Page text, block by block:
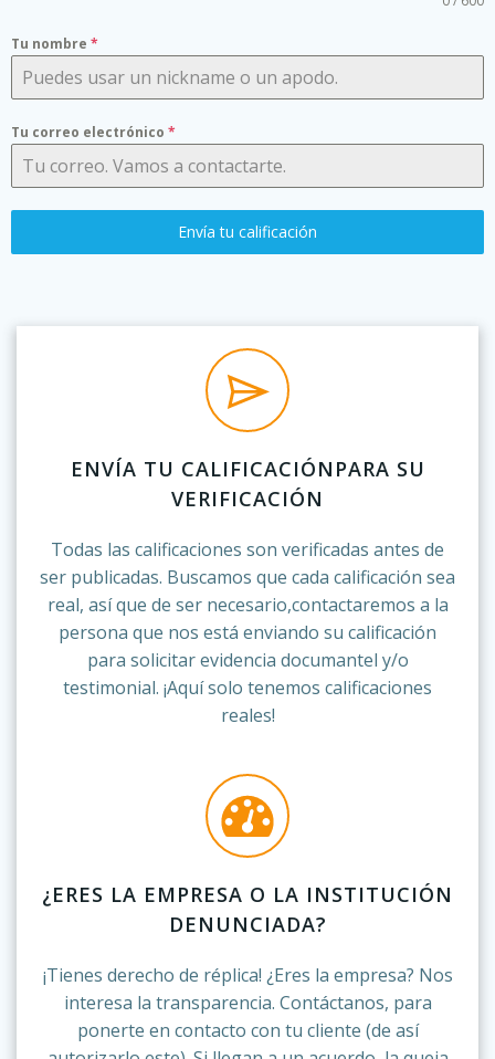
Tu nombre *
Tu correo electrónico *
Envía tu calificación
ENVÍA TU CALIFICACIÓNPARA SU
VERIFICACIÓN
Todas las calificaciones son verificadas antes de
ser publicadas. Buscamos que cada calificación sea
real, así que de ser necesario,contactaremos a la
persona que nos está enviando su calificación
para solicitar evidencia documantel y/o
testimonial. ¡Aquí solo tenemos calificaciones
reales!
¿ERES LA EMPRESA O LA INSTITUCIÓN
DENUNCIADA?
¡Tienes derecho de réplica! ¿Eres la empresa? Nos
interesa la transparencia. Contáctanos, para
ponerte en contacto con tu cliente (de así